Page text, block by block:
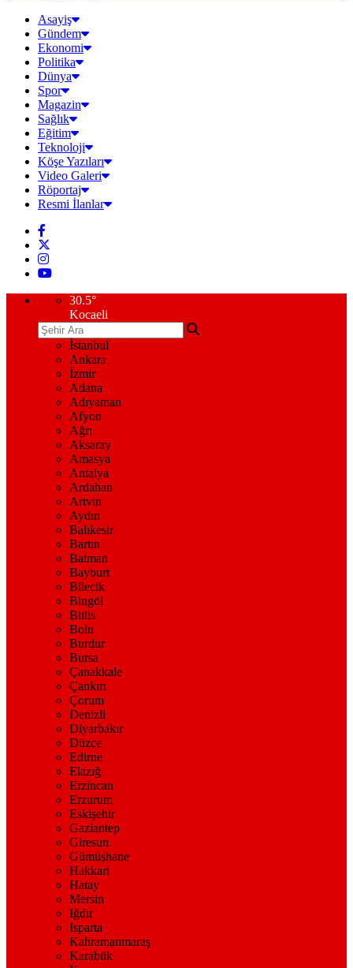
Asayiş
Gündem
Ekonomi
Politika
Dünya
Spor
Magazin
Sağlık
Eğitim
Teknoloji
Köşe Yazıları
Video Galeri
Röportaj
Resmi İlanlar
30.5°
Kocaeli
İstanbul
Ankara
İzmir
Adana
Adıyaman
Afyon
Ağrı
Aksaray
Amasya
Antalya
Ardahan
Artvin
Aydın
Balıkesir
Bartın
Batman
Bayburt
Bilecik
Bingöl
Bitlis
Bolu
Burdur
Bursa
Çanakkale
Çankırı
Çorum
Denizli
Diyarbakır
Düzce
Edirne
Elazığ
Erzincan
Erzurum
Eskişehir
Gaziantep
Giresun
Gümüşhane
Hakkari
Hatay
Mersin
Iğdır
Isparta
Kahramanmaraş
Karabük